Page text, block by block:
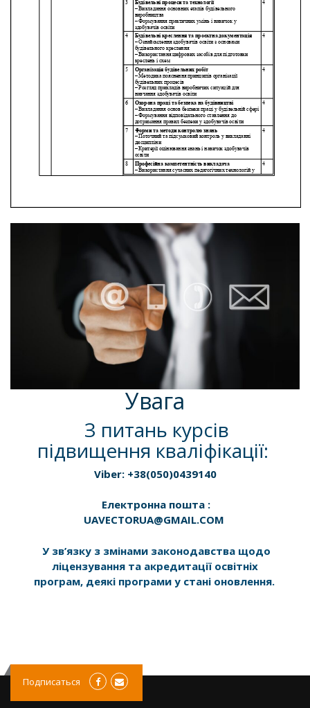
Увага
З питань курсів
підвищення кваліфікації:
Viber: +38(050)0439140
Електронна пошта :
UAVECTORUA@GMAIL.COM
У зв’язку з змінами законодавства щодо
ліцензування та акредитації освітніх
програм, деякі програми у стані оновлення.
Подписаться